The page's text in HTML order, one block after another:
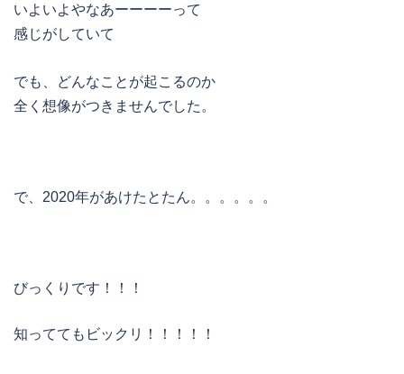
いよいよやなあーーーーって
感じがしていて
でも、どんなことが起こるのか
全く想像がつきませんでした。
で、2020年があけたとたん。。。。。。
びっくりです！！！
知っててもビックリ！！！！！